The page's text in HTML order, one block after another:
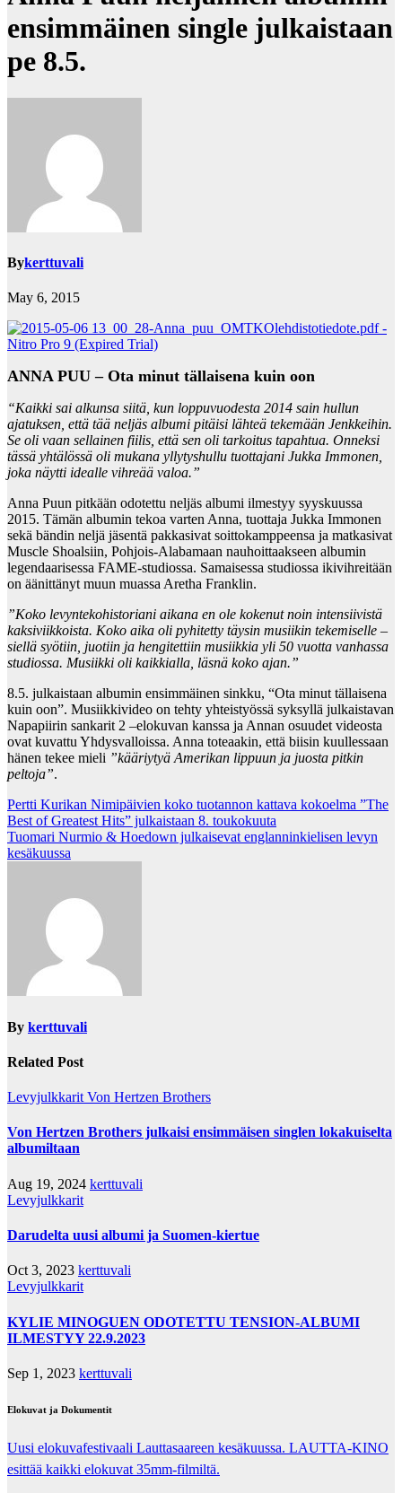
ensimmäinen single julkaistaan
pe 8.5.
Bykerttuvali
May 6, 2015
ANNA PUU – Ota minut tällaisena kuin oon
“Kaikki sai alkunsa siitä, kun loppuvuodesta 2014 sain hullun
ajatuksen, että tää neljäs albumi pitäisi lähteä tekemään Jenkkeihin.
Se oli vaan sellainen fiilis, että sen oli tarkoitus tapahtua. Onneksi
tässä yhtälössä oli mukana yllytyshullu tuottajani Jukka Immonen,
joka näytti idealle vihreää valoa.”
Anna Puun pitkään odotettu neljäs albumi ilmestyy syyskuussa
2015. Tämän albumin tekoa varten Anna, tuottaja Jukka Immonen
sekä bändin neljä jäsentä pakkasivat soittokamppeensa ja matkasivat
Muscle Shoalsiin, Pohjois-Alabamaan nauhoittaakseen albumin
legendaarisessa FAME-studiossa. Samaisessa studiossa ikivihreitään
on äänittänyt muun muassa Aretha Franklin.
”Koko levyntekohistoriani aikana en ole kokenut noin intensiivistä
kaksiviikkoista. Koko aika oli pyhitetty täysin musiikin tekemiselle –
siellä syötiin, juotiin ja hengitettiin musiikkia yli 50 vuotta vanhassa
studiossa. Musiikki oli kaikkialla, läsnä koko ajan.”
8.5. julkaistaan albumin ensimmäinen sinkku, “Ota minut tällaisena
kuin oon”. Musiikkivideo on tehty yhteistyössä syksyllä julkaistavan
Napapiirin sankarit 2 –elokuvan kanssa ja Annan osuudet videosta
ovat kuvattu Yhdysvalloissa. Anna toteaakin, että biisin kuullessaan
hänen tekee mieli ”kääriytyä Amerikan lippuun ja juosta pitkin
peltoja”.
Post
navigation
Pertti Kurikan Nimipäivien koko tuotannon kattava kokoelma ”The
Best of Greatest Hits” julkaistaan 8. toukokuuta
Tuomari Nurmio & Hoedown julkaisevat englanninkielisen levyn
kesäkuussa
By kerttuvali
Related Post
Levyjulkkarit Von Hertzen Brothers
Von Hertzen Brothers julkaisi ensimmäisen singlen lokakuiselta
albumiltaan
Aug 19, 2024 kerttuvali
Levyjulkkarit
Darudelta uusi albumi ja Suomen-kiertue
Oct 3, 2023 kerttuvali
Levyjulkkarit
KYLIE MINOGUEN ODOTETTU TENSION-ALBUMI
ILMESTYY 22.9.2023
Sep 1, 2023 kerttuvali
Elokuvat ja Dokumentit
Uusi elokuvafestivaali Lauttasaareen kesäkuussa. LAUTTA-KINO
esittää kaikki elokuvat 35mm-filmiltä.